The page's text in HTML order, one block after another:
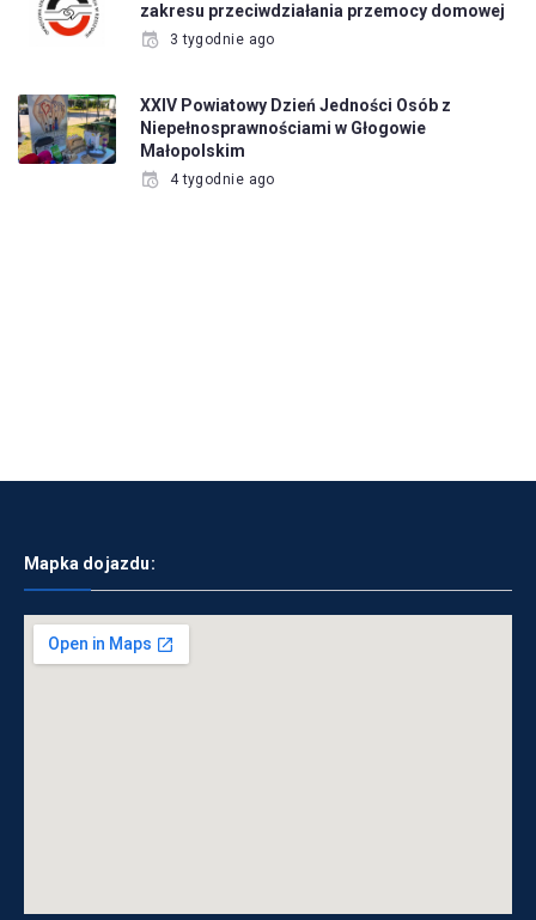
zakresu przeciwdziałania przemocy domowej
3 tygodnie ago
XXIV Powiatowy Dzień Jedności Osób z
Niepełnosprawnościami w Głogowie
Małopolskim
4 tygodnie ago
Mapka dojazdu: